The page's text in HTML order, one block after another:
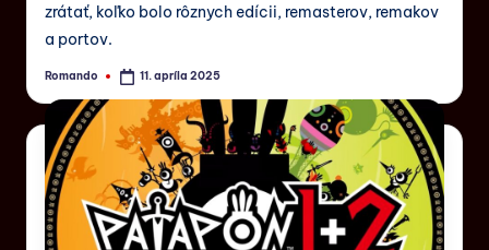
zrátať, koľko bolo rôznych edícii, remasterov, remakov
a portov.
Romando 11. apríla 2025